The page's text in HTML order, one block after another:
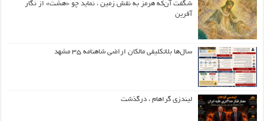
شگفت آن‌که هرمز به نقش زمین ، نماید چو «هشت» از نگار
آفرین
سال‌ها بلاتکلیفی مالکان اراضی شاهنامه ۳۵ مشهد
لیندزی گراهام ، درگذشت